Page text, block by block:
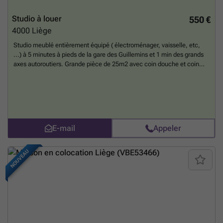
550 €
Studio à louer
4000 Liège
Studio meublé entièrement équipé ( électroménager, vaisselle, etc,
...) à 5 minutes à pieds de la gare des Guillemins et 1 min des grands
axes autoroutiers. Grande pièce de 25m2 avec coin douche et coin
calme et non fumeuse.En savoir plus ?
E-mail Appeler
NOUVEAU